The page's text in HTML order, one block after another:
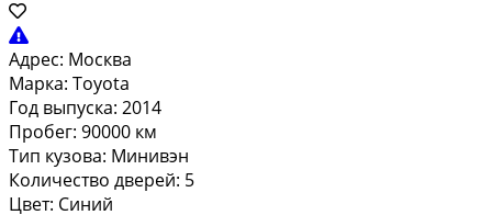
Адрес: Москва
Марка: Toyota
Год выпуска: 2014
Пробег: 90000 км
Тип кузова: Минивэн
Количество дверей: 5
Цвет: Синий